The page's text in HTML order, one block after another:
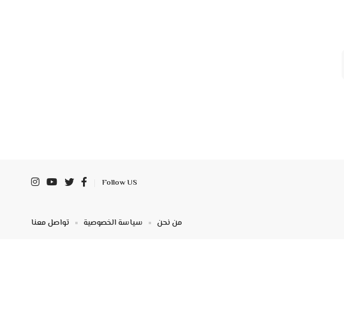
Follow US
من نحن سياسة الخصوصية تواصل معنا